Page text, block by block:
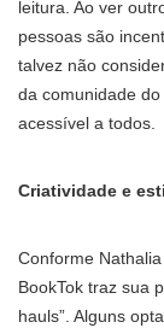
leitura. Ao ver
pessoas são
talvez não
da comunidade
acessível a todos.
Criatividade e
Conforme
BookTok traz sua
hauls”. Alguns